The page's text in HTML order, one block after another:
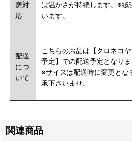
房対
応
は温かさが持続します。※絨
います。
配送
につ
いて
こちらのお品は【クロネコ
予定】での配送予定となりま
※サイズは配送時に変更とな
承下さいませ。
関連商品